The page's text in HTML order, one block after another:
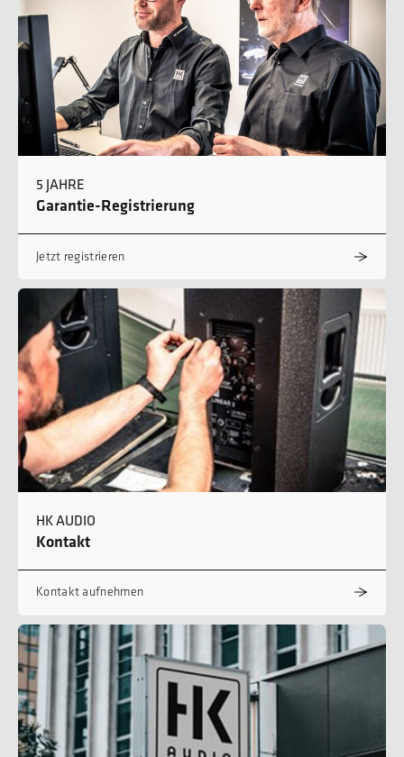
5 JAHRE
Garantie-Registrierung
Jetzt registrieren
HK AUDIO
Kontakt
Kontakt aufnehmen